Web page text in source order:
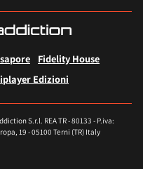
Fidelity House
Edizioni
S.r.l. REA TR - 80133 - P.iva:
19 - 05100 Terni (TR) Italy